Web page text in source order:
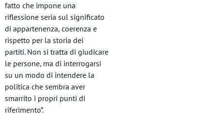
fatto che impone una
riflessione seria sul significato
di appartenenza, coerenza e
rispetto per la storia dei
partiti. Non si tratta di giudicare
le persone, ma di interrogarsi
su un modo di intendere la
politica che sembra aver
smarrito i propri punti di
riferimento”.